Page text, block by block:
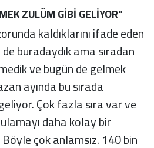
ZULÜM GİBİ GELİYOR"
kaldıklarını ifade eden
buradaydık ama sıradan
ve bugün de gelmek
ayında bu sırada
Çok fazla sıra var ve
daha kolay bir
çok anlamsız. 140 bin